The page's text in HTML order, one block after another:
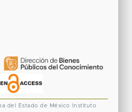
del Estado de México
Instituto